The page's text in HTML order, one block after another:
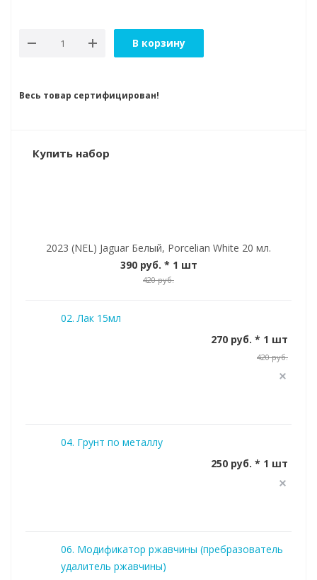
В корзину
Весь товар сертифицирован!
Купить набор
2023 (NEL) Jaguar Белый, Porcelian White 20 мл.
390 руб. * 1 шт
420 руб.
02. Лак 15мл
270 руб. * 1 шт
420 руб.
04. Грунт по металлу
250 руб. * 1 шт
06. Модификатор ржавчины (пребразователь
удалитель ржавчины)